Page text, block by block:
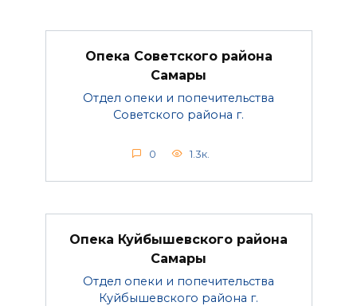
Опека Советского района
Самары
Отдел опеки и попечительства
Советского района г.
0 1.3к.
Опека Куйбышевского района
Самары
Отдел опеки и попечительства
Куйбышевского района г.